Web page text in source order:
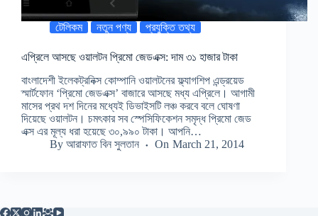
টেলিকম নতুন পণ্য প্রযুক্তি তথ্য
এপ্রিলে আসছে ওয়ালটন প্রিমো জেডএক্স: দাম ৩১ হাজার টাকা
বাংলাদেশী ইলেকট্রনিক্স কোম্পানি ওয়ালটনের ফ্ল্যাগশিপ এন্ড্রয়েড
স্মার্টফোন ‘প্রিমো জেডএক্স’ বাজারে আসছে মধ্য এপ্রিলে। আগামী
মাসের প্রথ দশ দিনের মধ্যেই ডিভাইসটি লঞ্চ করবে বলে ঘোষণা
দিয়েছে ওয়ালটন। চমৎকার সব স্পেসিফিকেশন সমৃদ্ধ প্রিমো জেড
এক্স এর মূল্য ধরা হয়েছে ৩০,৯৯০ টাকা। আপনি…
By আরাফাত বিন সুলতান On March 21, 2014